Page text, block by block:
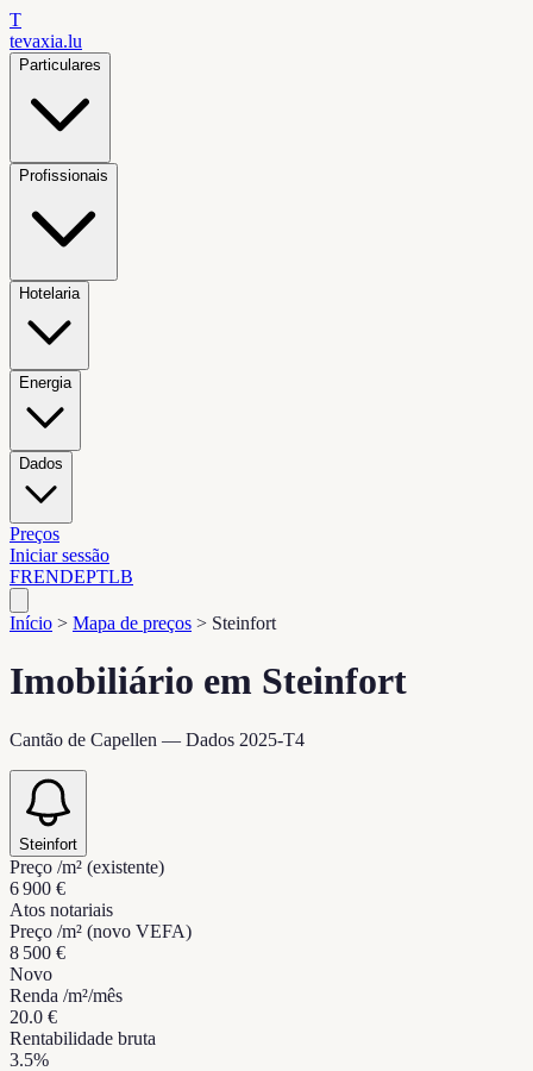
T
tevaxia.lu
Particulares
Profissionais
Hotelaria
Energia
Dados
Preços
Iniciar sessão
FRENDEPTLB
Início > Mapa de preços > Steinfort
Imobiliário em Steinfort
Cantão de Capellen — Dados 2025-T4
Steinfort
Preço /m² (existente)
6 900 €
Atos notariais
Preço /m² (novo VEFA)
8 500 €
Novo
Renda /m²/mês
20.0 €
Rentabilidade bruta
3.5%